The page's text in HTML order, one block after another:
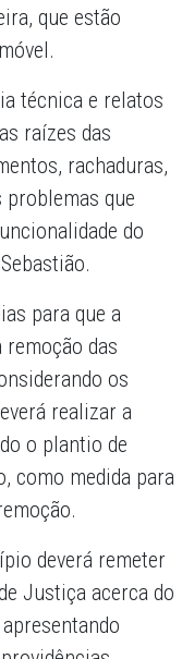
que estão
técnica e relatos
raízes das
rachaduras,
que
do
para que a
das
os
realizar a
o plantio de
como medida para
deverá remeter
Justiça acerca do